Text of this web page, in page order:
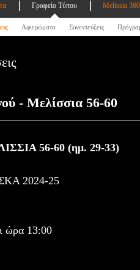
Γραφείο Τύπου Melissia
Αφιερώματα Συνεντεύξεις
- Μελίσσια 56-60
56-60 (ημ. 29-33)
2024-25
ώρα 13:00